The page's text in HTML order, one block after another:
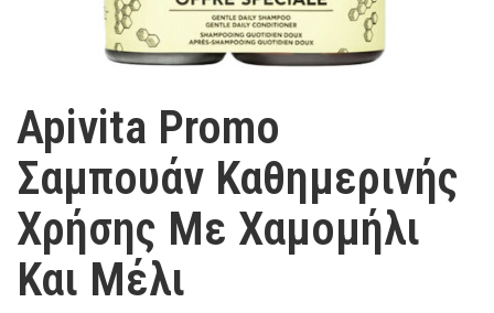
Apivita Promo
Σαμπουάν Καθημερινής
Χρήσης Με Χαμομήλι
Και Μέλι